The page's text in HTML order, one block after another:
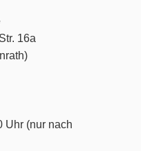
16a
Uhr (nur nach